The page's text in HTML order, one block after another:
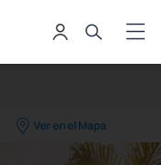
Ver en el Mapa